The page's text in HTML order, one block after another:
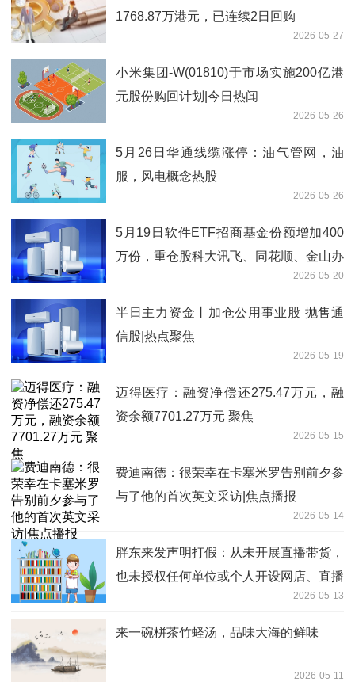
1768.87万港元，已连续2日回购
2026-05-27
小米集团-W(01810)于市场实施200亿港
元股份购回计划|今日热闻
2026-05-26
5月26日华通线缆涨停：油气管网，油
服，风电概念热股
2026-05-26
5月19日软件ETF招商基金份额增加400
万份，重仓股科大讯飞、同花顺、金山办
2026-05-20
半日主力资金丨加仓公用事业股 抛售通
信股|热点聚焦
2026-05-19
迈得医疗：融资净偿还275.47万元，融
资余额7701.27万元 聚焦
2026-05-15
费迪南德：很荣幸在卡塞米罗告别前夕参
与了他的首次英文采访|焦点播报
2026-05-14
胖东来发声明打假：从未开展直播带货，
也未授权任何单位或个人开设网店、直播
2026-05-13
来一碗栟茶竹蛏汤，品味大海的鲜味
2026-05-11